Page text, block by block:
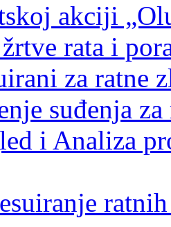
akciji
žrtve rata i
za ratne
suđenja
i Analiza